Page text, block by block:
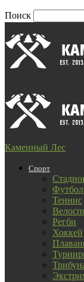
Поиск
Каменный Лес
Спорт
Футбол
Теннис
Регби
Хоккей